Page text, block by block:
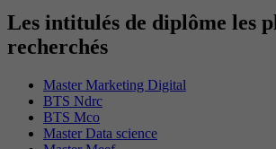
Les intitulés de diplôme les
recherchés
Master Marketing Digital
BTS Ndrc
BTS Mco
Master Data science